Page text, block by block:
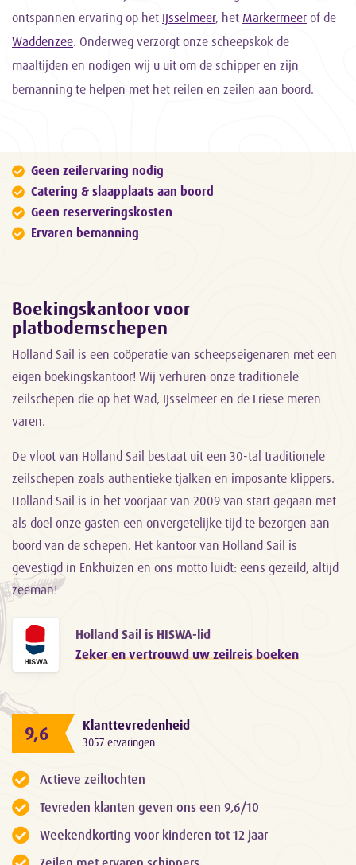
ontspannen ervaring op het IJsselmeer, het Markermeer of de
Waddenzee. Onderweg verzorgt onze scheepskok de
maaltijden en nodigen wij u uit om de schipper en zijn
bemanning te helpen met het reilen en zeilen aan boord.
Geen zeilervaring nodig
Catering & slaapplaats aan boord
Geen reserveringskosten
Ervaren bemanning
Boekingskantoor voor
platbodemschepen
Holland Sail is een coöperatie van scheepseigenaren met een
eigen boekingskantoor! Wij verhuren onze traditionele
zeilschepen die op het Wad, IJsselmeer en de Friese meren
varen.
De vloot van Holland Sail bestaat uit een 30-tal traditionele
zeilschepen zoals authentieke tjalken en imposante klippers.
Holland Sail is in het voorjaar van 2009 van start gegaan met
als doel onze gasten een onvergetelijke tijd te bezorgen aan
boord van de schepen. Het kantoor van Holland Sail is
gevestigd in Enkhuizen en ons motto luidt: eens gezeild, altijd
zeeman!
Holland Sail is HISWA-lid
Zeker en vertrouwd uw zeilreis boeken
9,6 Klanttevredenheid
3057 ervaringen
Actieve zeiltochten
Tevreden klanten geven ons een 9,6/10
Weekendkorting voor kinderen tot 12 jaar